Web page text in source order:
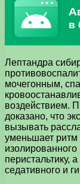
Лептандра
мочегонным,
воздействием.
доказано, что
вызывать
уменьшает ритм
перистальтику,
седативного и